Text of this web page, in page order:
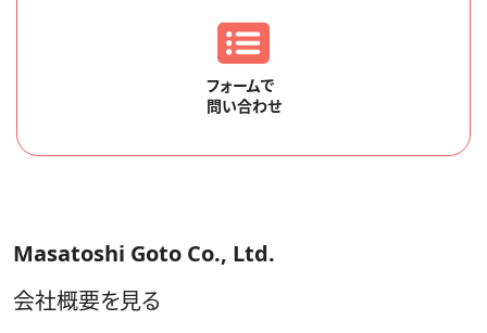
フォームで
問い合わせ
Masatoshi Goto Co., Ltd.
会社概要を見る